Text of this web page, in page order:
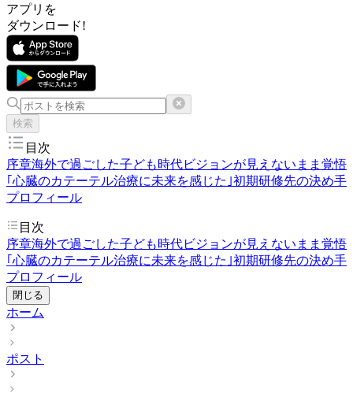
アプリを
ダウンロード!
検索
目次
序章海外で過ごした子ども時代ビジョンが見えないまま 覚悟
｢心臓のカテーテル治療に未来を感じた｣初期研修先の決め手
プロフィール
目次
序章海外で過ごした子ども時代ビジョンが見えないまま 覚悟
｢心臓のカテーテル治療に未来を感じた｣初期研修先の決め手
プロフィール
閉じる
ホーム
ポスト